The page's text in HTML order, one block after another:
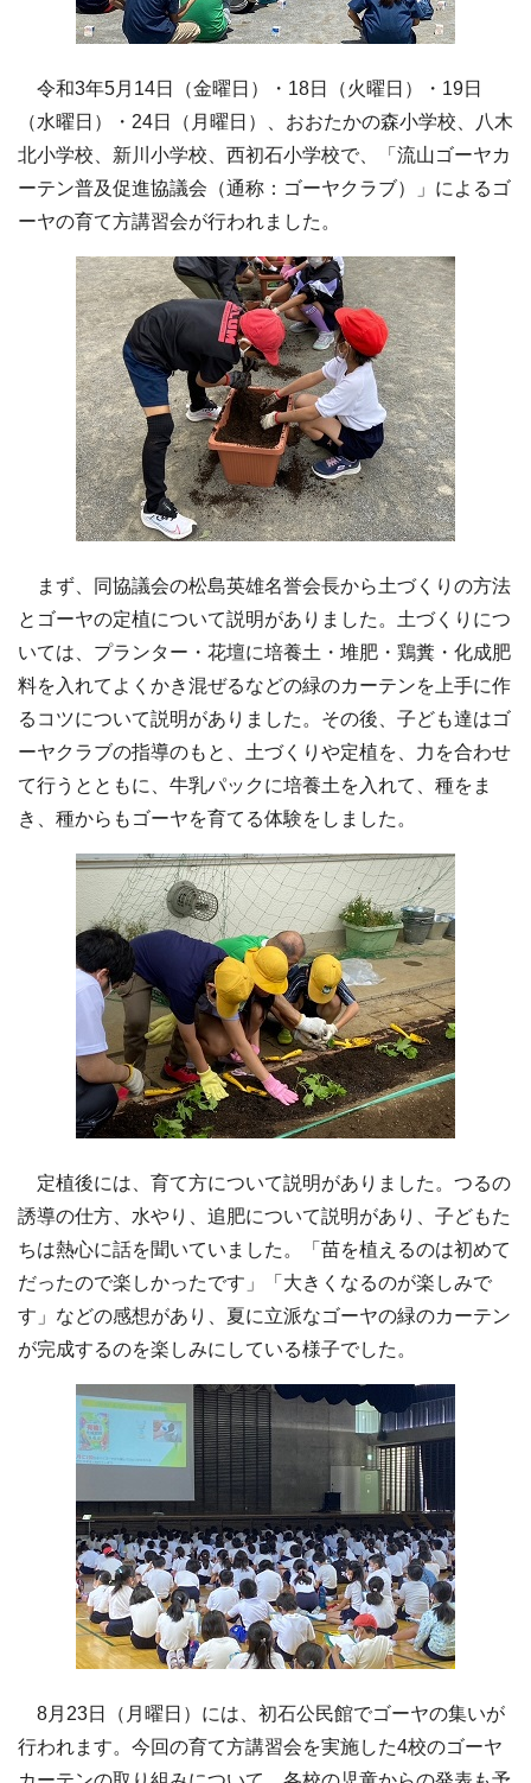
令和3年5月14日（金曜日）・18日（火曜日）・19日
（水曜日）・24日（月曜日）、おおたかの森小学校、八木
北小学校、新川小学校、西初石小学校で、「流山ゴーヤカ
ーテン普及促進協議会（通称：ゴーヤクラブ）」によるゴ
ーヤの育て方講習会が行われました。
まず、同協議会の松島英雄名誉会長から土づくりの方法
とゴーヤの定植について説明がありました。土づくりにつ
いては、プランター・花壇に培養土・堆肥・鶏糞・化成肥
料を入れてよくかき混ぜるなどの緑のカーテンを上手に作
るコツについて説明がありました。その後、子ども達はゴ
ーヤクラブの指導のもと、土づくりや定植を、力を合わせ
て行うとともに、牛乳パックに培養土を入れて、種をま
き、種からもゴーヤを育てる体験をしました。
定植後には、育て方について説明がありました。つるの
誘導の仕方、水やり、追肥について説明があり、子どもた
ちは熱心に話を聞いていました。「苗を植えるのは初めて
だったので楽しかったです」「大きくなるのが楽しみで
す」などの感想があり、夏に立派なゴーヤの緑のカーテン
が完成するのを楽しみにしている様子でした。
8月23日（月曜日）には、初石公民館でゴーヤの集いが
行われます。今回の育て方講習会を実施した4校のゴーヤ